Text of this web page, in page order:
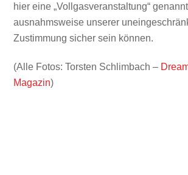
hier eine „Vollgasveranstaltung“
ausnahmsweise unserer
Zustimmung sicher sein können.
(Alle Fotos: Torsten Schlimbach –
Magazin)